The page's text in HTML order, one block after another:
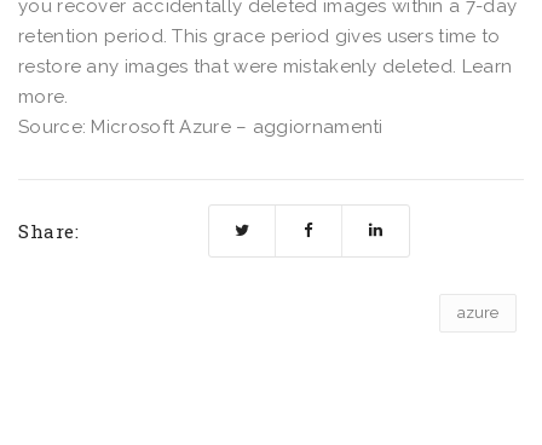
you recover accidentally deleted images within a 7-day
retention period. This grace period gives users time to
restore any images that were mistakenly deleted. Learn
more.
Source: Microsoft Azure – aggiornamenti
Share:
azure